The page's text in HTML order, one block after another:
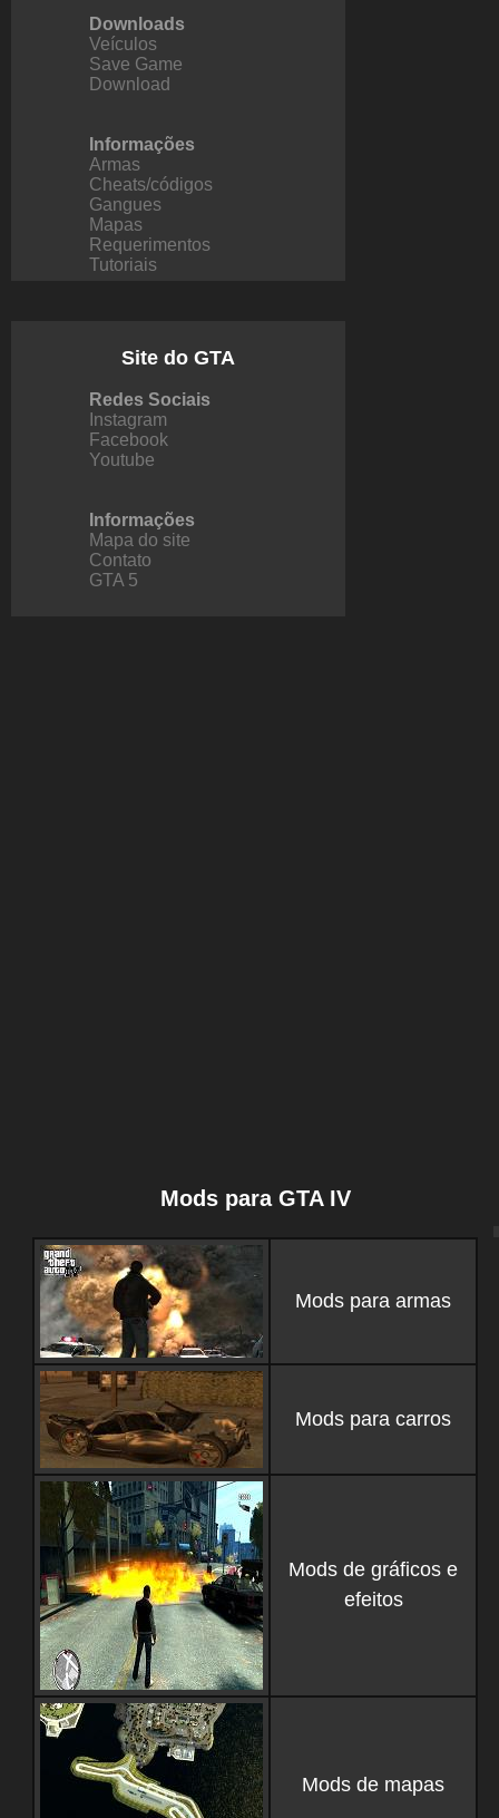
Downloads
Veículos
Save Game
Download
Informações
Armas
Cheats/códigos
Gangues
Mapas
Requerimentos
Tutoriais
Site do GTA
Redes Sociais
Instagram
Facebook
Youtube
Informações
Mapa do site
Contato
GTA 5
Mods para GTA IV
Mods para armas
Mods para carros
Mods de gráficos e
efeitos
Mods de mapas